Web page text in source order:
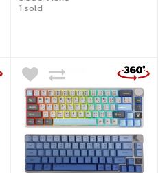
รำคาญของคีย์บอร์ดแม่เหล็กแบบเดิม สู่
: Neptune Magnetic Switch • แสงไฟ : RGB •
เลย์เอาต์ : ANSI • การเชื่อมต่อ : สาย USB-C
เป็น USB-A แบบถอดออกได้ • การเปลี่ยน
สวิตช์ : เปลี่ยนสวิตช์ได้
1 sold